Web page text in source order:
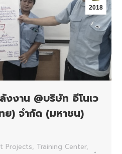
2018
งาน @บริษัท อีโนเว
ย) จำกัด (มหาชน)
Projects, Training Center,